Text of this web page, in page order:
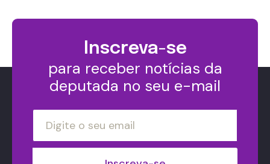
Inscreva-se
para receber notícias da
deputada no seu e-mail